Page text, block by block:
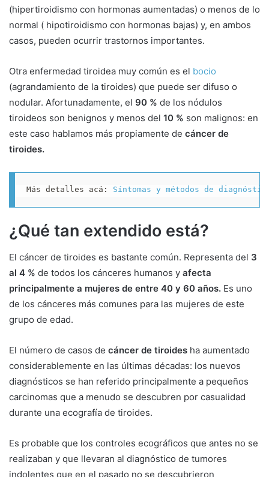
(hipertiroidismo con hormonas aumentadas) o menos de lo
normal ( hipotiroidismo con hormonas bajas) y, en ambos
casos, pueden ocurrir trastornos importantes.
Otra enfermedad tiroidea muy común es el bocio
(agrandamiento de la tiroides) que puede ser difuso o
nodular. Afortunadamente, el 90 % de los nódulos
tiroideos son benignos y menos del 10 % son malignos: en
este caso hablamos más propiamente de cáncer de
tiroides.
Más detalles acá: Síntomas y métodos de
¿Qué tan extendido está?
El cáncer de tiroides es bastante común. Representa del 3
al 4 % de todos los cánceres humanos y afecta
principalmente a mujeres de entre 40 y 60 años. Es uno
de los cánceres más comunes para las mujeres de este
grupo de edad.
El número de casos de cáncer de tiroides ha aumentado
considerablemente en las últimas décadas: los nuevos
diagnósticos se han referido principalmente a pequeños
carcinomas que a menudo se descubren por casualidad
durante una ecografía de tiroides.
Es probable que los controles ecográficos que antes no se
realizaban y que llevaran al diagnóstico de tumores
indolentes que en el pasado no se descubrieron